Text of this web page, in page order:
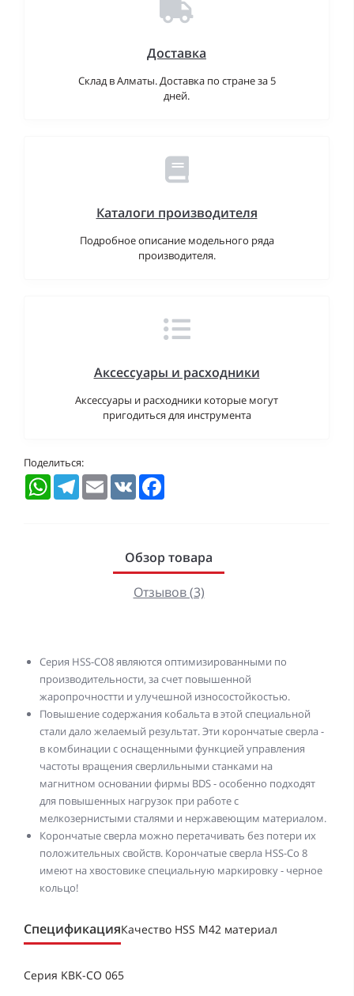
Доставка
Склад в Алматы. Доставка по стране за 5
дней.
Каталоги производителя
Подробное описание модельного ряда
производителя.
Аксессуары и расходники
Аксессуары и расходники которые могут
пригодиться для инструмента
Поделиться:
WhatsAppTelegramEmail VK
Обзор товара
Отзывов (3)
Серия HSS-CO8 являются оптимизированными по
производительности, за счет повышенной
жаропрочностти и улучешной износостойкостью.
Повышение содержания кобальта в этой специальной
стали дало желаемый результат. Эти корончатые сверла -
в комбинации с оснащенными функцией управления
частоты вращения сверлильными станками на
магнитном основании фирмы BDS - особенно подходят
для повышенных нагрузок при работе с
мелкозернистыми сталями и нержавеющим материалом.
Корончатые сверла можно перетачивать без потери их
положительных свойств. Корончатые сверла HSS-Co 8
имеют на хвостовике специальную маркировку - черное
кольцо!
СпецификацияКачество HSS M42 материал
Серия KBK-CO 065